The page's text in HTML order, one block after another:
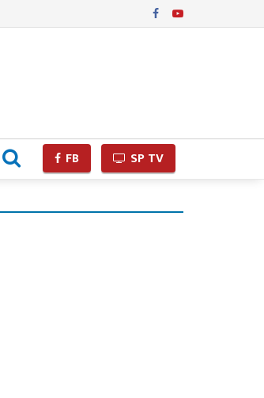
FB SP TV